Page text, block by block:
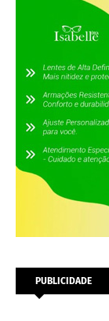
PUBLICIDADE